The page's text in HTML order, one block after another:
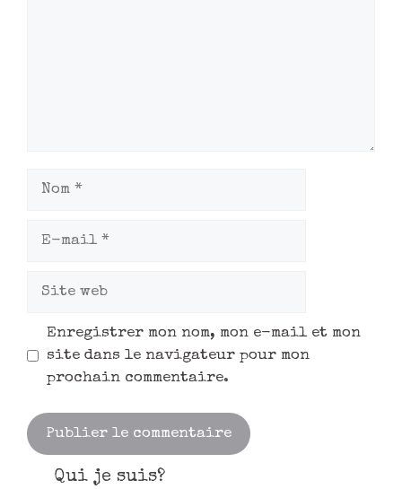
Enregistrer mon nom, mon e-mail et mon
site dans le navigateur pour mon
prochain commentaire.
Qui je suis?